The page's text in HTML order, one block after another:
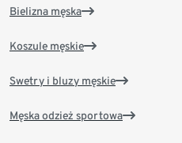
Bielizna męska
Koszule męskie
Swetry i bluzy męskie
Męska odzież sportowa